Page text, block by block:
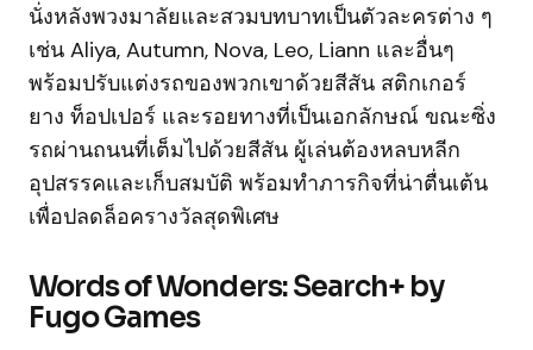
นั่งหลังพวงมาลัยและสวมบทบาทเป็นตัวละครต่าง ๆ
เช่น Aliya, Autumn, Nova, Leo, Liann และอื่นๆ
พร้อมปรับแต่งรถของพวกเขาด้วยสีสัน สติกเกอร์
ยาง ท็อปเปอร์ และรอยทางที่เป็นเอกลักษณ์ ขณะซิ่ง
รถผ่านถนนที่เต็มไปด้วยสีสัน ผู้เล่นต้องหลบหลีก
อุปสรรคและเก็บสมบัติ พร้อมทำภารกิจที่น่าตื่นเต้น
เพื่อปลดล็อครางวัลสุดพิเศษ
Words of Wonders: Search+ by
Fugo Games